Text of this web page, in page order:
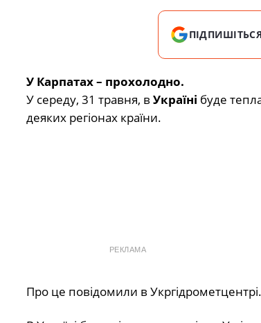
У Карпатах – прохолодно.
У середу, 31 травня, в Україні буде
деяких регіонах країни.
РЕКЛАМА
Про це повідомили в Укргідрометцентрі.